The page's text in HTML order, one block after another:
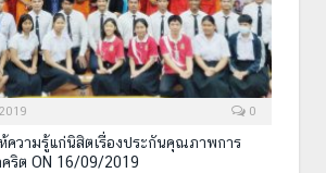
0
ความรู้แก่นิสิตเรื่องประกันคุณภาพการ
ริต ON 16/09/2019